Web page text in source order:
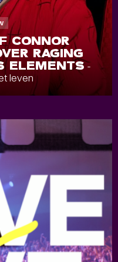
CONNOR
RAGING
ELEMENTS-
leven